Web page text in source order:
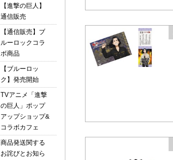
【進撃の巨人】
通信販売
【通信販売】ブ
ルーロックコラ
ボ商品
【ブルーロッ
ク】発売開始
TVアニメ「進撃
の巨人」ポップ
アップショップ&
コラボカフェ
商品発送関する
お詫びとお知ら